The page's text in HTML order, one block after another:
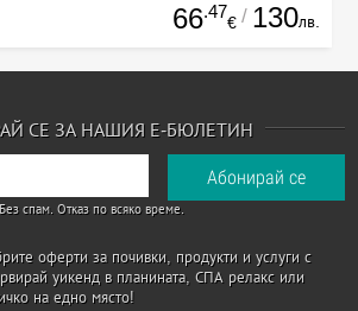
66.47
€ / 130лв.
СЕ ЗА НАШИЯ Е-БЮЛЕТИН
Без спам. Отказ по всяко време.
оферти за почивки, продукти и услуги с
уикенд в планината, СПА релакс или
на едно място!